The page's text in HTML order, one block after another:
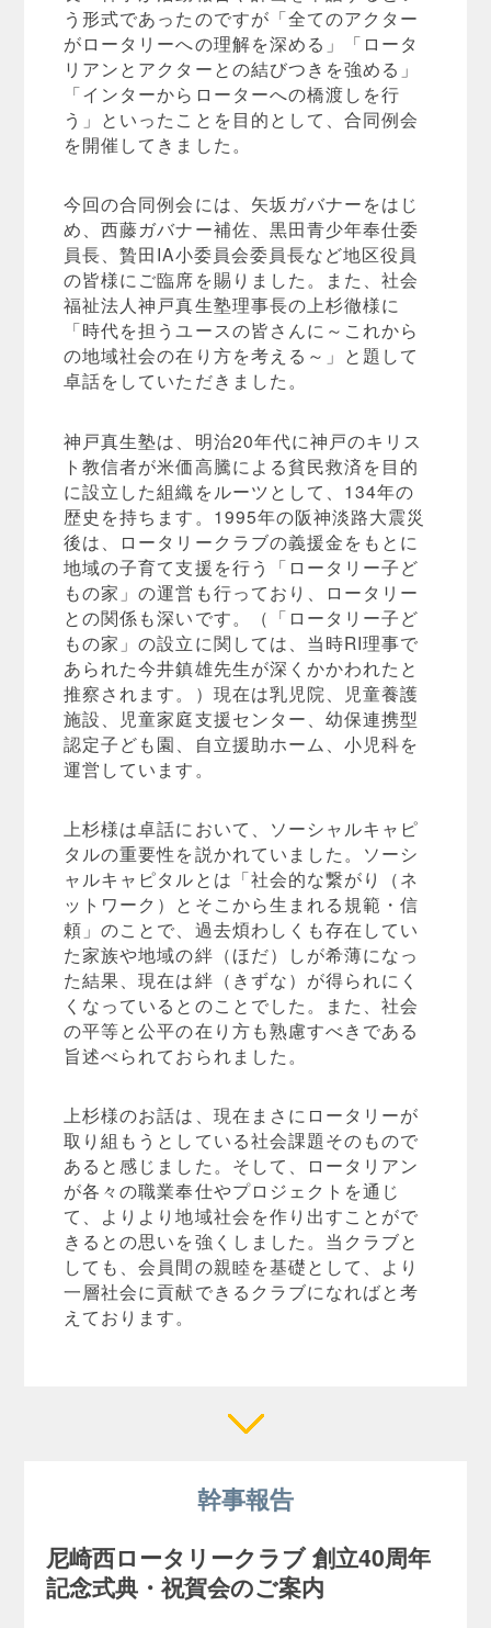
う形式であったのですが「全てのアクター
がロータリーへの理解を深める」「ロータ
リアンとアクターとの結びつきを強める」
「インターからローターへの橋渡しを行
う」といったことを目的として、合同例会
を開催してきました。
今回の合同例会には、矢坂ガバナーをはじ
め、西藤ガバナー補佐、黒田青少年奉仕委
員長、贄田IA小委員会委員長など地区役員
の皆様にご臨席を賜りました。また、社会
福祉法人神戸真生塾理事長の上杉徹様に
「時代を担うユースの皆さんに～これから
の地域社会の在り方を考える～」と題して
卓話をしていただきました。
神戸真生塾は、明治20年代に神戸のキリス
ト教信者が米価高騰による貧民救済を目的
に設立した組織をルーツとして、134年の
歴史を持ちます。1995年の阪神淡路大震災
後は、ロータリークラブの義援金をもとに
地域の子育て支援を行う「ロータリー子ど
もの家」の運営も行っており、ロータリー
との関係も深いです。（「ロータリー子ど
もの家」の設立に関しては、当時RI理事で
あられた今井鎮雄先生が深くかかわれたと
推察されます。）現在は乳児院、児童養護
施設、児童家庭支援センター、幼保連携型
認定子ども園、自立援助ホーム、小児科を
運営しています。
上杉様は卓話において、ソーシャルキャピ
タルの重要性を説かれていました。ソーシ
ャルキャピタルとは「社会的な繋がり（ネ
ットワーク）とそこから生まれる規範・信
頼」のことで、過去煩わしくも存在してい
た家族や地域の絆（ほだ）しが希薄になっ
た結果、現在は絆（きずな）が得られにく
くなっているとのことでした。また、社会
の平等と公平の在り方も熟慮すべきである
旨述べられておられました。
上杉様のお話は、現在まさにロータリーが
取り組もうとしている社会課題そのもので
あると感じました。そして、ロータリアン
が各々の職業奉仕やプロジェクトを通じ
て、よりより地域社会を作り出すことがで
きるとの思いを強くしました。当クラブと
しても、会員間の親睦を基礎として、より
一層社会に貢献できるクラブになればと考
えております。
幹事報告
尼崎西ロータリークラブ 創立40周年
記念式典・祝賀会のご案内